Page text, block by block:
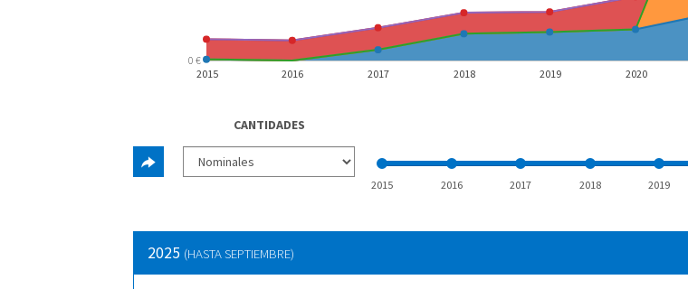
2015 2016 2017 2018 2019 2020
0 €
CANTIDADES
2015 2016 2017 2018 2019
2025 (HASTA SEPTIEMBRE)